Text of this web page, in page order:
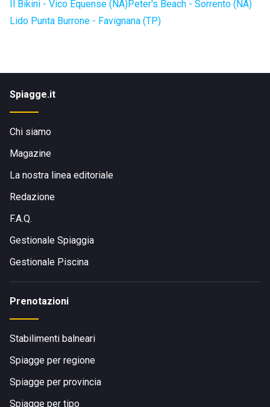
Il Bikini - Vico Equense (NA)Peter's Beach - Sorrento (NA)
Lido Punta Burrone - Favignana (TP)
Spiagge.it
Chi siamo
Magazine
La nostra linea editoriale
Redazione
F.A.Q.
Gestionale Spiaggia
Gestionale Piscina
Prenotazioni
Stabilimenti balneari
Spiagge per regione
Spiagge per provincia
Spiagge per tipo